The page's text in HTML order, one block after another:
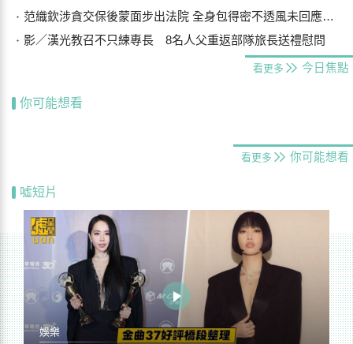
范織欽涉貪交保後蒙面步出法院 全身包得密不透風未回應案情
影／漢光教召不只練專長 8名人父重返部隊旅長送禮慰問
看更多 今日焦點
你可能想看
看更多 你可能想看
噓短片
娛樂